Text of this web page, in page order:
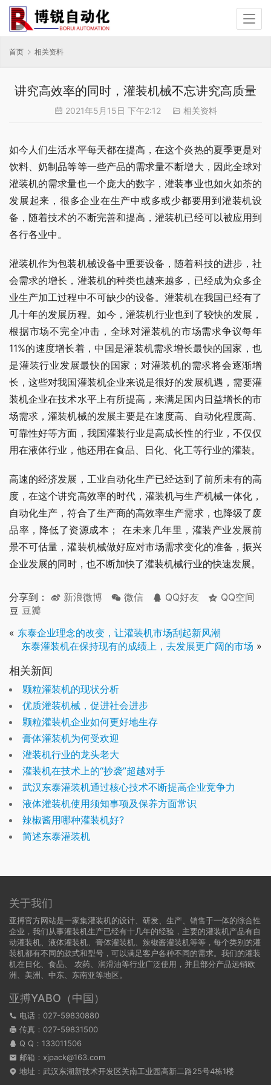
首页 相关资料
讲究高效率的同时，灌装机械不忘讲究高质量
2021年5月15日 下午2:12 相关资料
如今人们生活水平每天都在提高，在这个炎热的夏季更是对
饮料、奶制品等等一些产品的需求量不断增大，因此全球对
灌装机的需求量也一个庞大的数字，灌装事业也如火如荼的
发展起来，很多企业在生产中或多或少都要用到灌装机设
备，随着技术的不断完善和提高，灌装机已经可以被应用到
各行各业中。
灌装机作为包装机械设备中重要设备，随着科技的进步，社
会需求的增长，灌装机的种类也越来越多，已经成为众多企
业生产加工过程中不可缺少的设备。灌装机在我国已经有了
几十年的发展历程。如今，灌装机行业也到了较快的发展，
根据市场不完全冲击，全球对灌装机的市场需求争议每年
11%的速度增长着，中国是灌装机需求增长最快的国家，也
是灌装行业发展最快的国家；对灌装机的需求将会逐渐增
长，这些对我国灌装机企业来说是很好的发展机遇，需要灌
装机企业在技术水平上有所提高，来满足国内日益增长的市
场需求，灌装机械的发展主要是在速度高、自动化程度高、
可靠性好等方面，我国灌装行业是高成长性的行业，不仅仅
用在液体行业，他还用在食品、日化、化工等行业的灌装。
高速的经济发展，工业自动化生产已经达到了前所未有的高
度，在这个讲究高效率的时代，灌装机与生产机械一体化，
自动化生产，符合了生产商的高效率生产需求，也降级了废
品率，降低了资源成本； 在未来几年里，灌装产业发展前
景不可估量，灌装机械做好应对市场需求变化的准备，振兴
企业发展的同时，也不断加快了灌装机械行业的快速发展。
分享到： 新浪微博 微信 QQ好友
QQ空间
豆瓣
« 东泰企业理念的改变，让灌装机市场刮起新风潮
东泰灌装机在保持现有的成绩上，去发展更广阔的市场 »
相关新闻
颗粒灌装机的现状分析
优质灌装机械，促进社会进步
颗粒灌装机企业如何更好地生存
膏体灌装机为何受欢迎
灌装机行业的龙头老大
灌装机在技术上的“抄袭”超越对手
武汉东泰灌装机通过核心技术不断提高企业竞争力
液体灌装机使用须知事项及保养方面常识
辣椒酱用哪种灌装机好?
简述东泰灌装机
关于我们
亚搏官方网站是一家集灌装机的设计、研发、生产、销售于一体的综合性
企业，我们从事灌装机生产已经有十几年的经验，主要的灌装机产品有自
动灌装机、液体灌装机、膏体灌装机、辣椒酱灌装机等等，每个类别的灌
装机都有不同的款式和型号，可以满足客户各种不同的需求。我们的灌装
机在日化、食品、 农药、润滑油等行业广泛使用，并且部分产品远销欧
洲、美洲、中东、东南亚等地区。
亚搏YABO（中国）
电话：027-59830880
传真：027-59831500
Q Q： 133011506
邮箱：xjpack@163.com
地址：武汉东湖新技术开发区关南工业园高新二路25号4栋1楼